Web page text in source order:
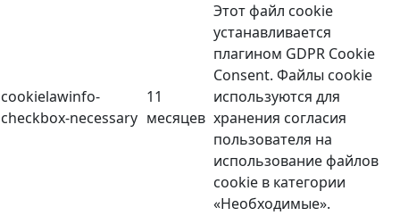
cookielawinfo-
checkbox-necessary
11
месяцев
Этот файл cookie
устанавливается
плагином GDPR Cookie
Consent. Файлы cookie
используются для
хранения согласия
пользователя на
использование файлов
cookie в категории
«Необходимые».